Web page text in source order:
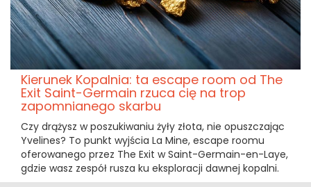
Kierunek Kopalnia: ta escape room od The
Exit Saint-Germain rzuca cię na trop
zapomnianego skarbu
Czy drążysz w poszukiwaniu żyły złota, nie opuszczając
Yvelines? To punkt wyjścia La Mine, escape roomu
oferowanego przez The Exit w Saint-Germain-en-Laye,
gdzie wasz zespół rusza ku eksploracji dawnej kopalni.